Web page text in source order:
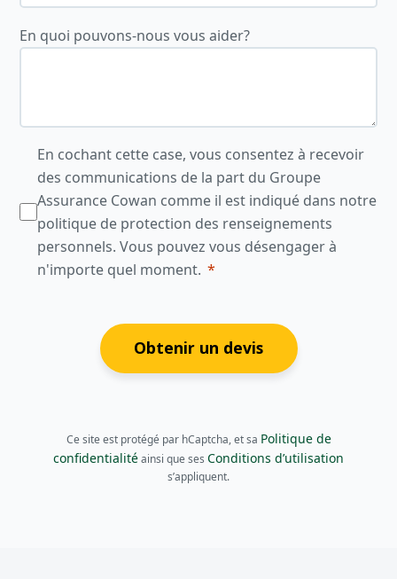
En quoi pouvons-nous vous aider?
En cochant cette case, vous consentez à recevoir
des communications de la part du Groupe
Assurance Cowan comme il est indiqué dans notre
politique de protection des renseignements
personnels. Vous pouvez vous désengager à
n'importe quel moment.
Obtenir un devis
Ce site est protégé par hCaptcha, et sa Politique de
confidentialitéainsi que ses Conditions d’utilisation
s’appliquent.